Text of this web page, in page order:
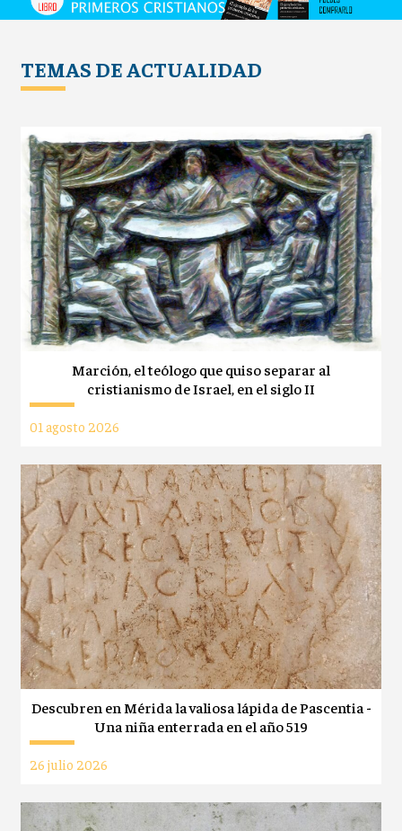
TEMAS DE ACTUALIDAD
Marción, el teólogo que quiso separar al
cristianismo de Israel, en el siglo II
01 agosto 2026
Descubren en Mérida la valiosa lápida de Pascentia -
Una niña enterrada en el año 519
26 julio 2026